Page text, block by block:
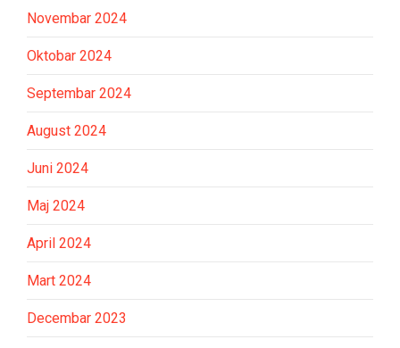
Novembar 2024
Oktobar 2024
Septembar 2024
August 2024
Juni 2024
Maj 2024
April 2024
Mart 2024
Decembar 2023